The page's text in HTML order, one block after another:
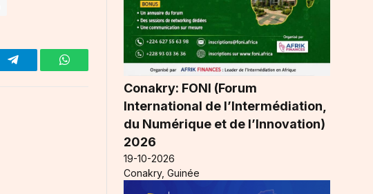
Telegram WhatsApp
Conakry: FONI (Forum
International de l’Intermédiation,
du Numérique et de l’Innovation)
2026
19-10-2026
Conakry, Guinée